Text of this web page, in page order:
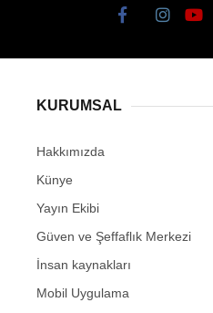
KURUMSAL
Hakkımızda
Künye
Yayın Ekibi
Güven ve Şeffaflık Merkezi
İnsan kaynakları
Mobil Uygulama